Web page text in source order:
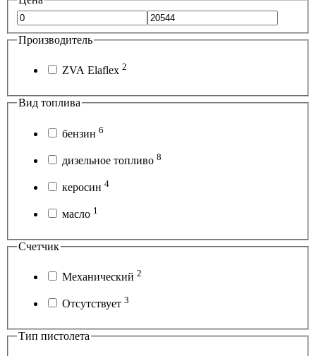
Производитель
ZVA Elaflex 2
Вид топлива
бензин 6
дизельное топливо 8
керосин 4
масло 1
Счетчик
Механический 2
Отсутствует 3
Тип пистолета